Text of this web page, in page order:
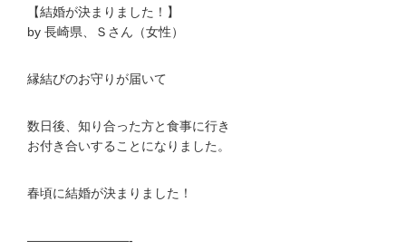
【結婚が決まりました！】
by 長崎県、Ｓさん（女性）
縁結びのお守りが届いて
数日後、知り合った方と食事に行き
お付き合いすることになりました。
春頃に結婚が決まりました！
————————-